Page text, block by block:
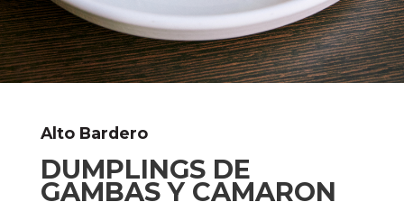
Alto Bardero
DUMPLINGS DE
GAMBAS Y CAMARON